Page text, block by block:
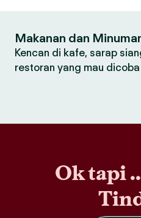
Makanan dan
Kencan di kafe, sarap
restoran yang mau
Ok tapi